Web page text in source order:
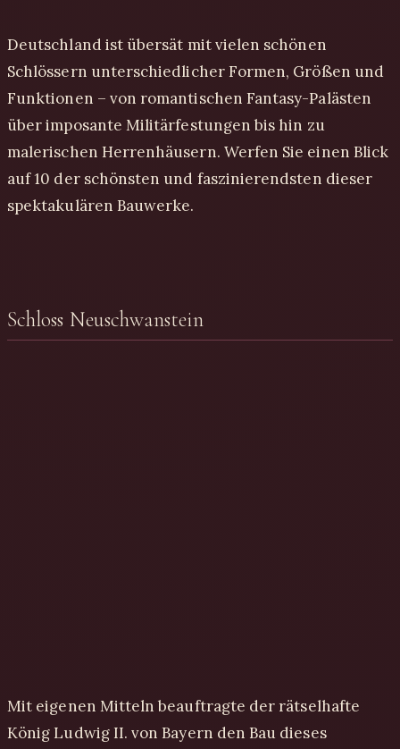
Deutschland ist übersät mit vielen schönen
Schlössern unterschiedlicher Formen, Größen und
Funktionen – von romantischen Fantasy-Palästen
über imposante Militärfestungen bis hin zu
malerischen Herrenhäusern. Werfen Sie einen Blick
auf 10 der schönsten und faszinierendsten dieser
spektakulären Bauwerke.
Schloss Neuschwanstein
Mit eigenen Mitteln beauftragte der rätselhafte
König Ludwig II. von Bayern den Bau dieses